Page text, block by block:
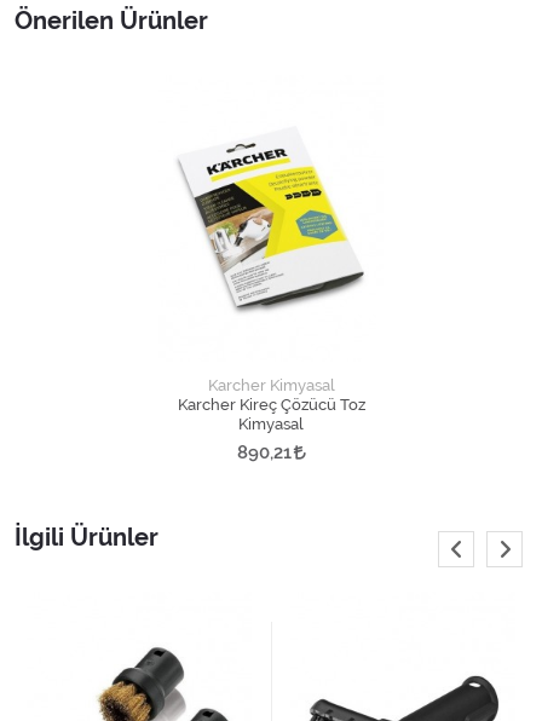
Önerilen Ürünler
Karcher Kimyasal
Karcher Kireç Çözücü Toz
Kimyasal
890,21
İlgili Ürünler